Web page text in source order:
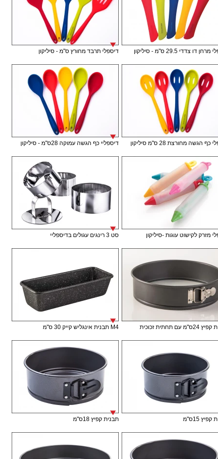
דו צדדי 29.5 ס"מ - סיליקון דיספלי תרבד מחורץ ס"מ - סיליקון
הגשה מחורצת 28 ס"מ סיליקון דיספליי כף הגשה עמוקה 28ס"מ - סיליקון
מזרק לקישוט עוגות -סיליקון סט 3 רינגים עגולים בדיספליי
עם תחתית זכוכית M4 תבנית אינגליש קייק 30 ס"מ
15ס"מ תבנית קפיץ 18ס"מ